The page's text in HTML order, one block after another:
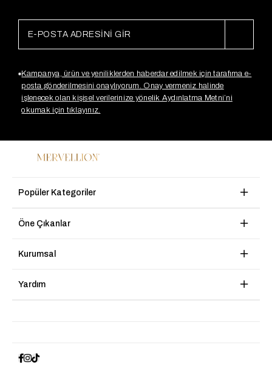
Kampanya, ürün ve yeniliklerden haberdar edilmek için tarafıma e-
posta gönderilmesini onaylıyorum. Onay vermeniz halinde
işlenecek olan kişisel verilerinize yönelik Aydınlatma Metni’ni
okumak için tıklayınız.
Popüler Kategoriler
Öne Çıkanlar
Kurumsal
Yardım